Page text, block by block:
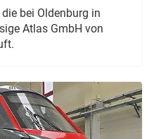
bei Oldenburg in
Atlas GmbH von